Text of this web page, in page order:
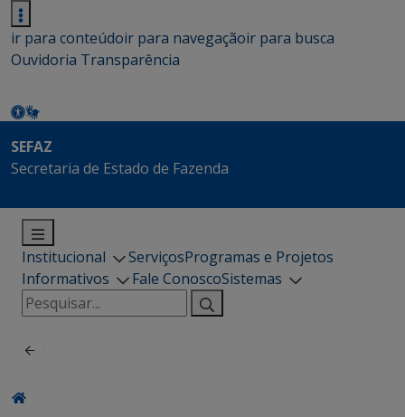
ir para conteúdoir para navegaçãoir para busca
Ouvidoria Transparência
SEFAZ
Secretaria de Estado de Fazenda
Institucional ServiçosProgramas e Projetos
Informativos
Fale ConoscoSistemas
Pesquisar
por: